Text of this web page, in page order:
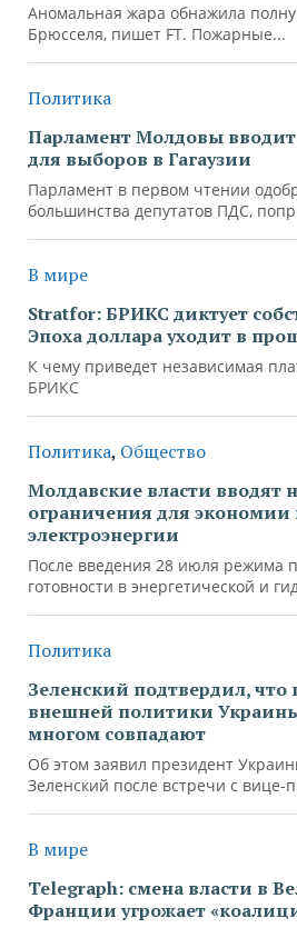
Аномальная жара обнажила
Брюсселя, пишет FT. Пожарные...
Политика
Парламент Молдовы
для выборов в Гагаузии
Парламент в первом чтении
большинства депутатов ПДС,
В мире
Stratfor: БРИКС диктует
Эпоха доллара уходит в
К чему приведет независимая
БРИКС
Политика, Общество
Молдавские власти вводят
ограничения для
электроэнергии
После введения 28 июля режима
готовности в энергетической и
Политика
Зеленский подтвердил,
внешней политики
многом совпадают
Об этом заявил президент
Зеленский после встречи с вице-
В мире
Telegraph: смена власти в
Франции угрожает